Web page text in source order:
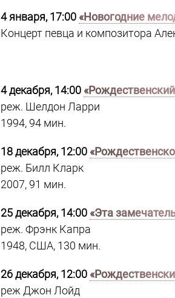
4 января, 17:00 «Новогодние
Концерт певца и композитора
4 декабря, 14:00
реж. Шелдон Ларри
1994, 94 мин.
18 декабря, 12:00
реж. Билл Кларк
2007, 91 мин.
25 декабря, 14:00 «Эта
реж. Фрэнк Капра
1948, США, 130 мин.
26 декабря, 12:00
реж Джон Лойд